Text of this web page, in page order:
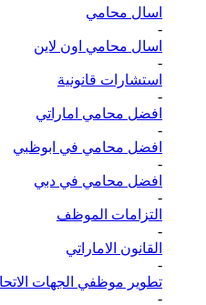
اسال محامي
-
اسال محامي اون لاين
-
استشارات قانونية
-
افضل محامي اماراتي
-
افضل محامي في ابوظبي
-
افضل محامي في دبي
-
التزامات الموظف
-
القانون الاماراتي
-
تطوير موظفي الجهات
-